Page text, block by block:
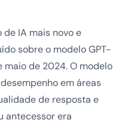
IA mais novo e
sobre o modelo GPT-
maio de 2024. O modelo
em áreas
de resposta e
antecessor era